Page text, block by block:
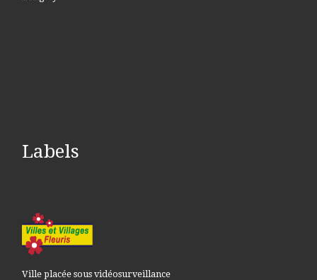
Labels
Ville placée sous vidéosurveillance